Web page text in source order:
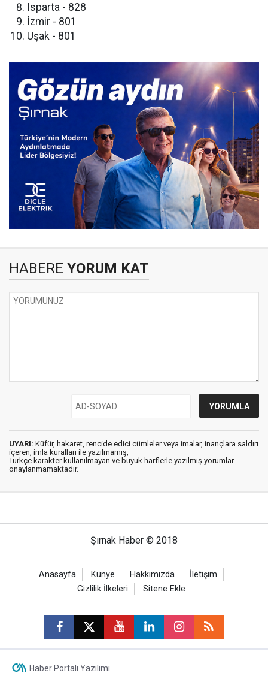
​Isparta - 828
​İzmir - 801
​Uşak - 801
HABERE YORUM KAT
UYARI: Küfür, hakaret, rencide edici cümleler veya imalar, inançlara saldırı
içeren, imla kuralları ile yazılmamış,
Türkçe karakter kullanılmayan ve büyük harflerle yazılmış yorumlar
onaylanmamaktadır.
Şırnak Haber © 2018
Anasayfa Künye Hakkımızda
İletişim
Gizlilik İlkeleri
Sitene Ekle
Haber Portalı Yazılımı